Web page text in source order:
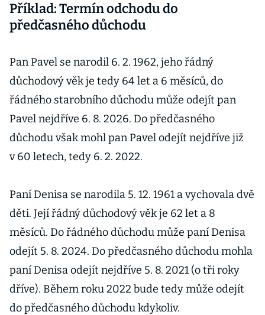
krácení
Příklad: Termín odchodu do
předčasného důchodu
Pan Pavel se narodil 6. 2. 1962, jeho řádný
důchodový věk je tedy 64 let a 6 měsíců, do
řádného starobního důchodu může odejít pan
Pavel nejdříve 6. 8. 2026. Do předčasného
důchodu však mohl pan Pavel odejít nejdříve již
v 60 letech, tedy 6. 2. 2022.
Paní Denisa se narodila 5. 12. 1961 a vychovala dvě
děti. Její řádný důchodový věk je 62 let a 8
měsíců. Do řádného důchodu může paní Denisa
odejít 5. 8. 2024. Do předčasného důchodu mohla
paní Denisa odejít nejdříve 5. 8. 2021 (o tři roky
dříve). Během roku 2022 bude tedy může odejít
do předčasného důchodu kdykoliv.